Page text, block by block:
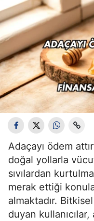
Adaçayı ödem
doğal yollarla
sıvılardan
merak ettiği
almaktadır.
duyan kullanıcılar,